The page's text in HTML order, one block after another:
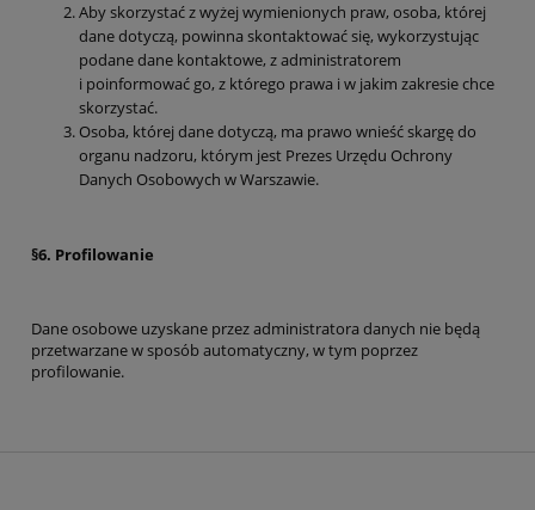
Aby skorzystać z wyżej wymienionych praw, osoba, której
dane dotyczą, powinna skontaktować się, wykorzystując
podane dane kontaktowe, z administratorem
i poinformować go, z którego prawa i w jakim zakresie chce
skorzystać.
Osoba, której dane dotyczą, ma prawo wnieść skargę do
organu nadzoru, którym jest Prezes Urzędu Ochrony
Danych Osobowych w Warszawie.
§6. Profilowanie
Dane osobowe uzyskane przez administratora danych nie będą
przetwarzane w sposób automatyczny, w tym poprzez
profilowanie.